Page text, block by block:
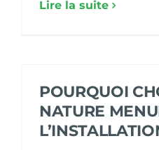
Lire la suite
POURQUOI
NATURE